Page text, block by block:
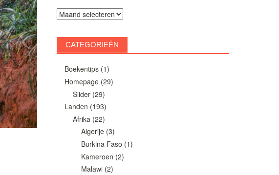
Archieven
CATEGORIEËN
Boekentips (1)
Homepage (29)
Slider (29)
Landen (193)
Afrika (22)
Algerije (3)
Burkina Faso (1)
Kameroen (2)
Malawi (2)